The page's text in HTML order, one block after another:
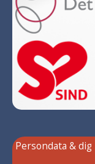
Persondata & dig